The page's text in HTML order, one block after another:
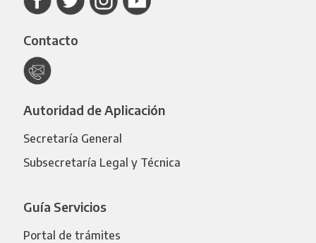
Contacto
Autoridad de Aplicación
Secretaría General
Subsecretaría Legal y Técnica
Guía Servicios
Portal de trámites